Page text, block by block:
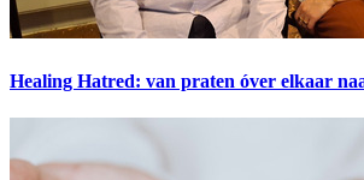
Healing Hatred: van praten óver elkaar